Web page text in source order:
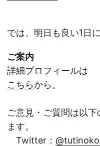
では、明日も良い1日
ご案内
詳細プロフィールは
こちらから。
ご意見・ご質問は以
ます。
Twitter：